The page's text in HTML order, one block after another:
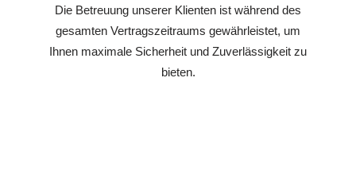
Die Betreuung unserer Klienten ist während des
gesamten Vertragszeitraums gewährleistet, um
Ihnen maximale Sicherheit und Zuverlässigkeit zu
bieten.